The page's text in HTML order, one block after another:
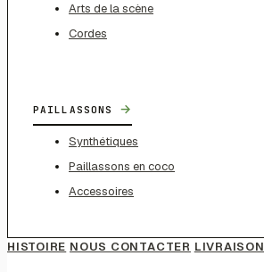
Arts de la scène
Cordes
PAILLASSONS →
Synthétiques
Paillassons en coco
Accessoires
HISTOIRE NOUS CONTACTER LIVRAISON